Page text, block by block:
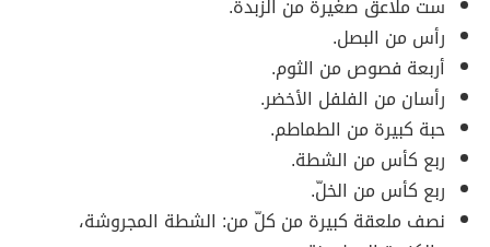
ست ملاعق صغيرة من الزبدة.
رأس من البصل.
أربعة فصوص من الثوم.
رأسان من الفلفل الأخضر.
حبة كبيرة من الطماطم.
ربع كأس من الشطة.
ربع كأس من الخلّ.
نصف ملعقة كبيرة من كلّ من: الشطة المجروشة،